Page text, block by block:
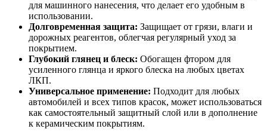
для машинного нанесения, что делает его удобным в
использовании.
Долговременная защита: Защищает от грязи, влаги и
дорожных реагентов, облегчая регулярный уход за
покрытием.
Глубокий глянец и блеск: Обогащен фтором для
усиленного глянца и яркого блеска на любых цветах
ЛКП.
Универсальное применение: Подходит для любых
автомобилей и всех типов красок, может использоваться
как самостоятельный защитный слой или в дополнение
к керамическим покрытиям.